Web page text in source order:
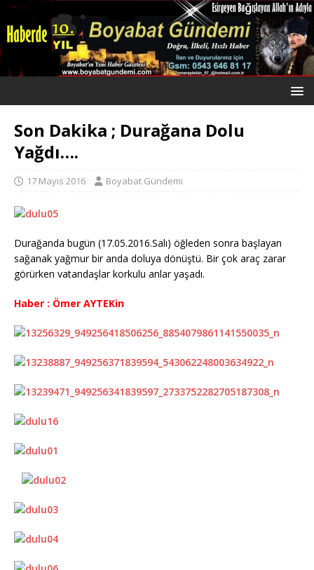
Son Dakika ; Durağana Dolu
Yağdı….
17 Mayıs 2016 Boyabat Gündemi
Durağanda bugün (17.05.2016.Salı) öğleden sonra başlayan
sağanak yağmur bir anda doluya dönüştü. Bir çok araç zarar
görürken vatandaşlar korkulu anlar yaşadı.
Haber : Ömer AYTEKin